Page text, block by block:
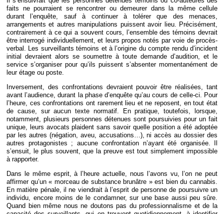
faits ne pourraient se rencontrer ou demeurer dans la même cellule
durant l’enquête, sauf à continuer à tolérer que des menaces,
arrangements et autres manipulations puissent avoir lieu. Précisément,
contrairement à ce qui a souvent cours, l’ensemble des témoins devrait
être interrogé individuellement, et leurs propos notés par voie de procès-
verbal. Les surveillants témoins et à l’origine du compte rendu d’incident
initial devraient alors se soumettre à toute demande d’audition, et le
service s’organiser pour qu’ils puissent s’absenter momentanément de
leur étage ou poste.
Inversement, des confrontations devraient pouvoir être réalisées, tant
avant l’audience, durant la phase d’enquête qu’au cours de celle-ci. Pour
l’heure, ces confrontations ont rarement lieu et ne reposent, en tout état
de cause, sur aucun texte normatif. En pratique, toutefois, lorsque,
notamment, plusieurs personnes détenues sont poursuivies pour un fait
unique, leurs avocats plaident sans savoir quelle position a été adoptée
par les autres (négation, aveu, accusations…), ni accès au dossier des
autres protagonistes ; aucune confrontation n’ayant été organisée. Il
s’ensuit, le plus souvent, que la preuve est tout simplement impossible
à rapporter.
Dans le même esprit, à l’heure actuelle, nous l’avons vu, l’on ne peut
affirmer qu’un « morceau de substance brunâtre » est bien du cannabis.
En matière pénale, il ne viendrait à l’esprit de personne de poursuivre un
individu, encore moins de le condamner, sur une base aussi peu sûre.
Quand bien même nous ne doutons pas du professionnalisme et de la